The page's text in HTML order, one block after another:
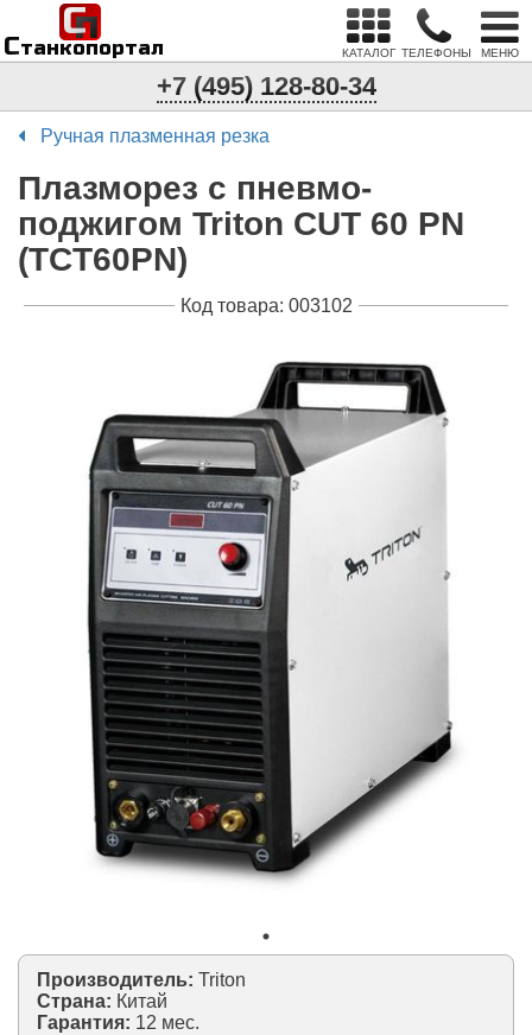
Станкопортал
п
С
КАТАЛОГ ТЕЛЕФОНЫ МЕНЮ
+7 (495) 128-80-34
Ручная плазменная резка
Плазморез с пневмо-
поджигом Triton CUT 60 PN
(TCT60PN)
Код товара: 003102
Производитель: Triton
Страна: Китай
Гарантия: 12 мес.